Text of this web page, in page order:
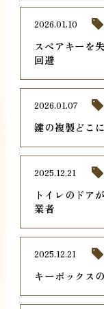
スペアキーを
回避
2026.01.10
鍵の複製どこ
2026.01.07
トイレのドア
業者
2025.12.21
キーボックス
2025.12.21